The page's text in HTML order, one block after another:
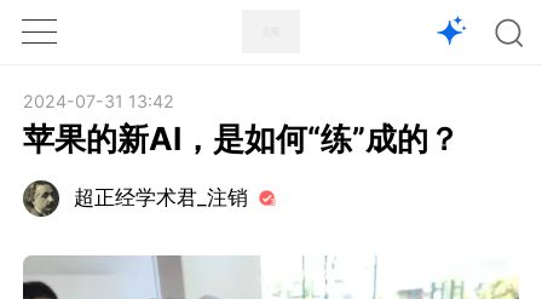
1X
2024-07-31 13:42
苹果的新AI，是如何“练”成的？
超正经学术君_注销